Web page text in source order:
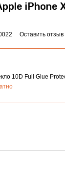
iPhone
Оставить отзыв
10D Full Glue